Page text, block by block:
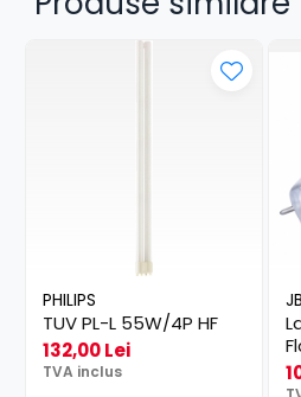
PHILIPS
TUV PL-L 55W/4P HF
132,00 Lei
TVA inclus